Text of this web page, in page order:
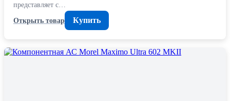
представляет с…
Открыть товар
Купить